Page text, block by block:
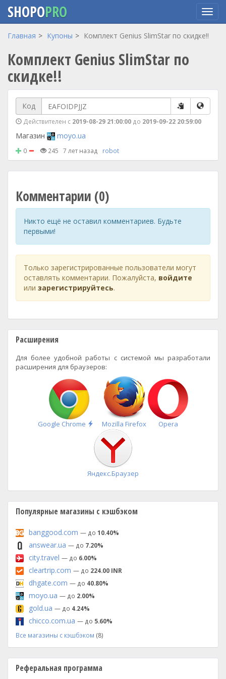
Перейти
основному
содержанию
SHOPOPRO
Главная Купоны Комплект Genius SlimStar по скидке!!
Комплект Genius SlimStar по
скидке!!
Код
Действителен с 2019-08-29 21:00:00 до 2019-09-22 20:59:00
Магазин moyo.ua
0 245 7 лет назад robot
Комментарии (0)
Никто ещё не оставил комментариев. Будьте
первыми!
Только зарегистрированные пользователи могут
оставлять комментарии. Пожалуйста, войдите
или зарегистрируйтесь.
Расширения
Для более удобной работы с системой мы разработали
расширения для браузеров:
Google Chrome
Быстрая
установка
Mozilla Firefox Opera
Яндекс.Браузер
Популярные магазины с кэшбэком
banggood.com — до 10.40%
answear.ua — до 7.20%
city.travel — до 6.00%
cleartrip.com — до 224.00 INR
dhgate.com — до 40.80%
moyo.ua — до 2.00%
gold.ua — до 4.24%
chicco.com.ua — до 5.60%
Все магазины с кэшбэком (8)
Реферальная программа